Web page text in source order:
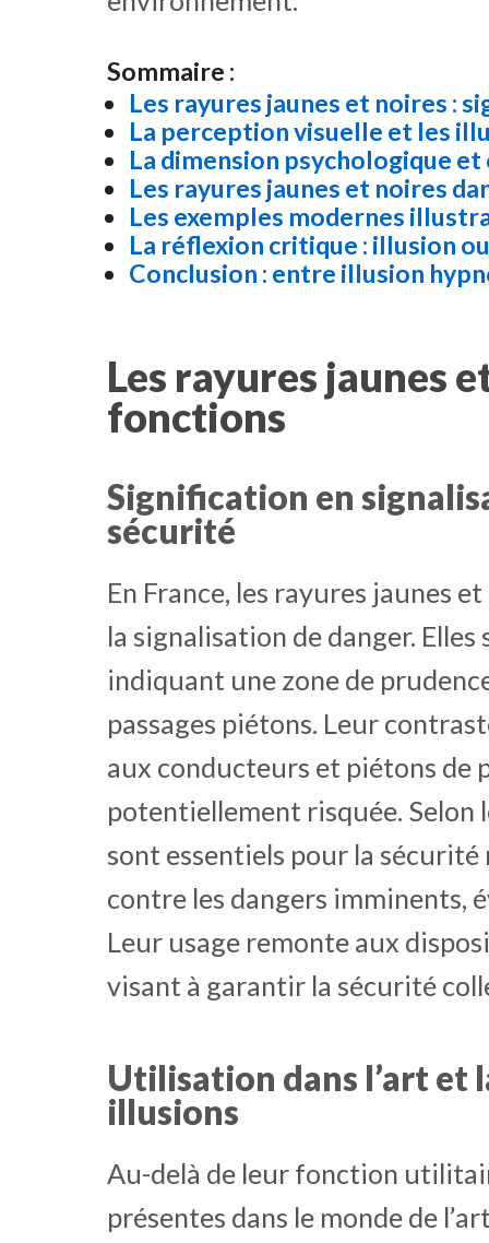
Sommaire :
Les rayures jaunes et noires :
La perception visuelle et les
La dimension psychologique
Les rayures jaunes et noires
Les exemples modernes
La réflexion critique : illusion
Conclusion : entre illusion
Les rayures jaunes
fonctions
Signification en
sécurité
En France, les rayures jaunes
la signalisation de danger.
indiquant une zone de
passages piétons. Leur
aux conducteurs et piétons
potentiellement risquée. Selon
sont essentiels pour la
contre les dangers imminents,
Leur usage remonte aux
visant à garantir la sécurité
Utilisation dans l’art et
illusions
Au-delà de leur fonction
présentes dans le monde de